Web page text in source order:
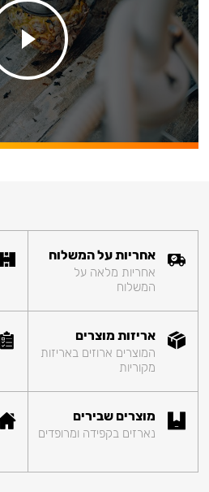
אחריות על המשלוח
אחריות מלאה על
המשלוח
אריזות מוצרים
המוצרים ארוזים באריזות
מקוריות
מוצרים שבירים
נארזים בקפידה ומרופדים